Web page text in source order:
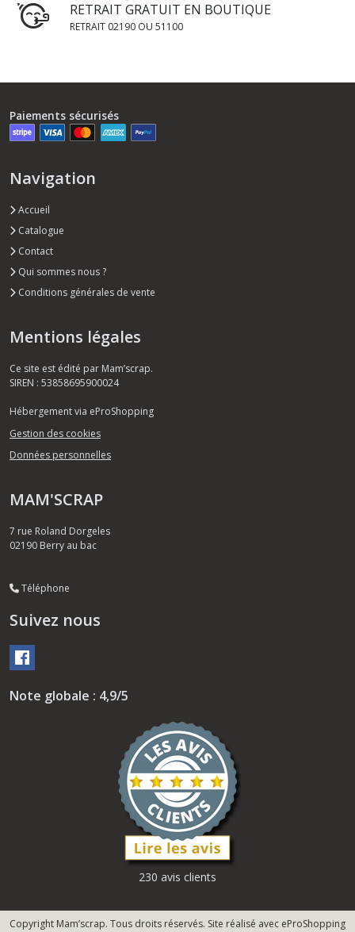
RETRAIT GRATUIT EN BOUTIQUE
RETRAIT 02190 OU 51100
Paiements sécurisés
Navigation
Accueil
Catalogue
Contact
Qui sommes nous ?
Conditions générales de vente
Mentions légales
Ce site est édité par Mam’scrap.
SIREN : 53858695900024
Hébergement via eProShopping
Gestion des cookies
Données personnelles
MAM'SCRAP
7 rue Roland Dorgeles
02190 Berry au bac
Téléphone
Suivez nous
Note globale : 4,9/5
230 avis clients
Copyright Mam’scrap. Tous droits réservés. Site réalisé avec eProShopping